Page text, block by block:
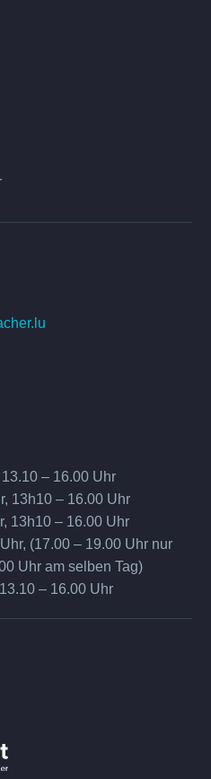
– 16.00 Uhr
13h10 – 16.00 Uhr
13h10 – 16.00 Uhr
(17.00 – 19.00 Uhr nur
Uhr am selben Tag)
– 16.00 Uhr